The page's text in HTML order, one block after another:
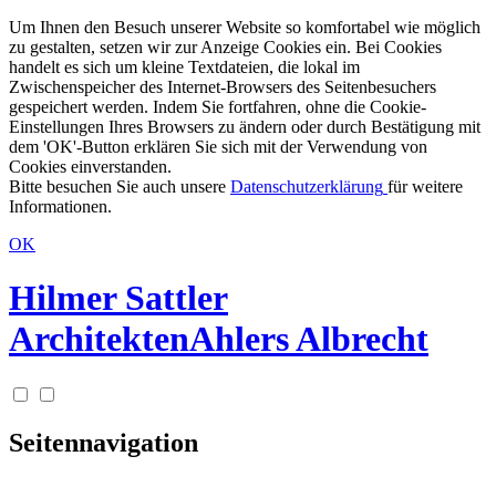
Um Ihnen den Besuch unserer Website so komfortabel wie möglich
zu gestalten, setzen wir zur Anzeige Cookies ein. Bei Cookies
handelt es sich um kleine Textdateien, die lokal im
Zwischenspeicher des Internet-Browsers des Seitenbesuchers
gespeichert werden. Indem Sie fortfahren, ohne die Cookie-
Einstellungen Ihres Browsers zu ändern oder durch Bestätigung mit
dem 'OK'-Button erklären Sie sich mit der Verwendung von
Cookies einverstanden.
Bitte besuchen Sie auch unsere Datenschutzerklärung für weitere
Informationen.
OK
Hilmer Sattler
ArchitektenAhlers Albrecht
Seitennavigation